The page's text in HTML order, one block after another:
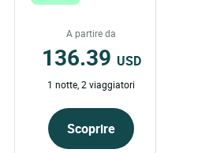
A partire da
136.39 USD
1 notte, 2 viaggiatori
Scoprire